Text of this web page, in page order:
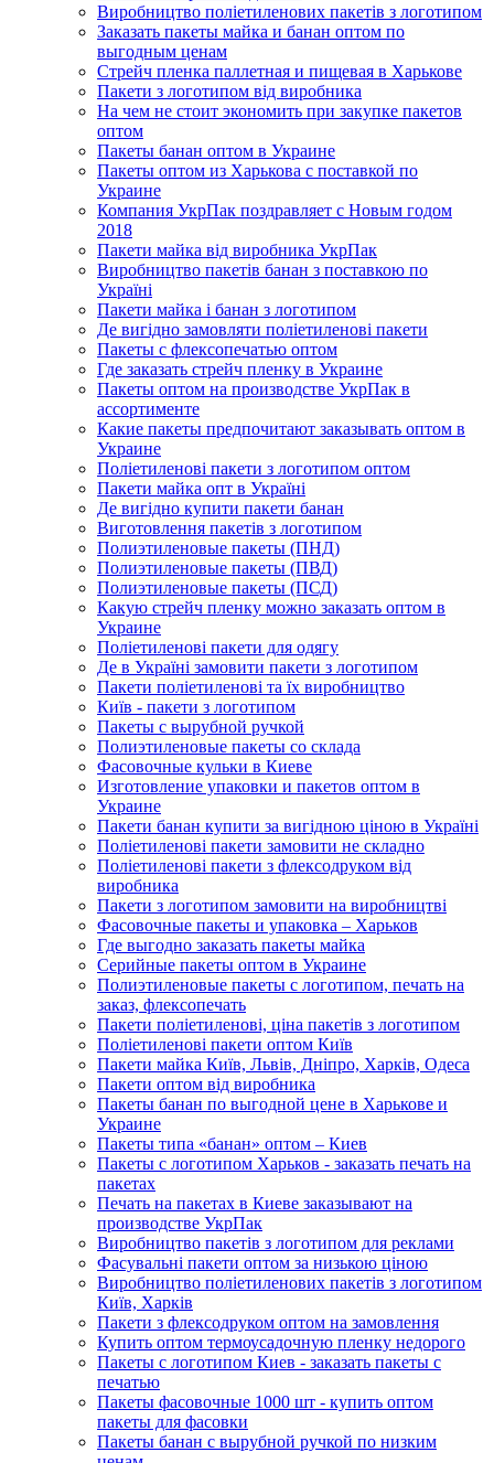
Виробництво поліетиленових пакетів з логотипом
Заказать пакеты майка и банан оптом по
выгодным ценам
Стрейч пленка паллетная и пищевая в Харькове
Пакети з логотипом від виробника
На чем не стоит экономить при закупке пакетов
оптом
Пакеты банан оптом в Украине
Пакеты оптом из Харькова с поставкой по
Украине
Компания УкрПак поздравляет с Новым годом
2018
Пакети майка від виробника УкрПак
Виробництво пакетів банан з поставкою по
Україні
Пакети майка і банан з логотипом
Де вигідно замовляти поліетиленові пакети
Пакеты с флексопечатью оптом
Где заказать стрейч пленку в Украине
Пакеты оптом на производстве УкрПак в
ассортименте
Какие пакеты предпочитают заказывать оптом в
Украине
Поліетиленові пакети з логотипом оптом
Пакети майка опт в Україні
Де вигідно купити пакети банан
Виготовлення пакетів з логотипом
Полиэтиленовые пакеты (ПНД)
Полиэтиленовые пакеты (ПВД)
Полиэтиленовые пакеты (ПСД)
Какую стрейч пленку можно заказать оптом в
Украине
Поліетиленові пакети для одягу
Де в Україні замовити пакети з логотипом
Пакети поліетиленові та їх виробництво
Київ - пакети з логотипом
Пакеты с вырубной ручкой
Полиэтиленовые пакеты со склада
Фасовочные кульки в Киеве
Изготовление упаковки и пакетов оптом в
Украине
Пакети банан купити за вигідною ціною в Україні
Поліетиленові пакети замовити не складно
Поліетиленові пакети з флексодруком від
виробника
Пакети з логотипом замовити на виробництві
Фасовочные пакеты и упаковка – Харьков
Где выгодно заказать пакеты майка
Серийные пакеты оптом в Украине
Полиэтиленовые пакеты с логотипом, печать на
заказ, флексопечать
Пакети поліетиленові, ціна пакетів з логотипом
Поліетиленові пакети оптом Київ
Пакети майка Київ, Львів, Дніпро, Харків, Одеса
Пакети оптом від виробника
Пакеты банан по выгодной цене в Харькове и
Украине
Пакеты типа «банан» оптом – Киев
Пакеты с логотипом Харьков - заказать печать на
пакетах
Печать на пакетах в Киеве заказывают на
производстве УкрПак
Виробництво пакетів з логотипом для реклами
Фасувальні пакети оптом за низькою ціною
Виробництво поліетиленових пакетів з логотипом
Київ, Харків
Пакети з флексодруком оптом на замовлення
Купить оптом термоусадочную пленку недорого
Пакеты с логотипом Киев - заказать пакеты с
печатью
Пакеты фасовочные 1000 шт - купить оптом
пакеты для фасовки
Пакеты банан с вырубной ручкой по низким